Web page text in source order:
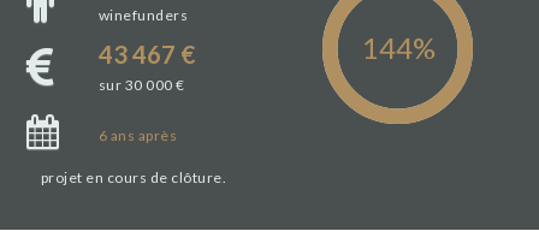
winefunders
43 467 €
sur 30 000 €
6 ans après
projet en cours de clôture.